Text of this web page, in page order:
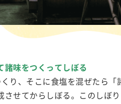
諸味をつくってしぼる
り、そこに食塩を混ぜたら
させてからしぼる。このしぼ